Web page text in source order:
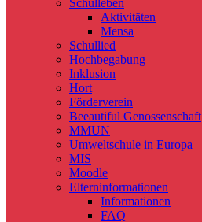
Schulleben
Aktivitäten
Mensa
Schullied
Hochbegabung
Inklusion
Hort
Förderverein
Beeautiful Genossenschaft
MMUN
Umweltschule in Europa
MIS
Moodle
Elterninformationen
Informationen
FAQ